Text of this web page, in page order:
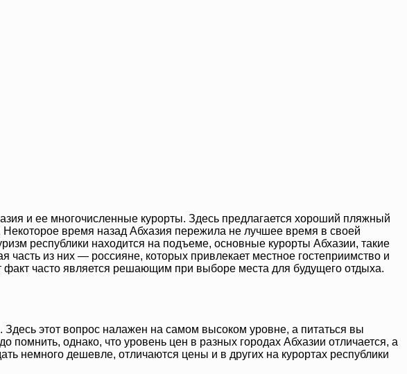
и ее многочисленные курорты. Здесь предлагается хороший пляжный
время назад Абхазия пережила не лучшее время в своей
республики находится на подъеме, основные курорты Абхазии, такие
из них — россияне, которых привлекает местное гостеприимство и
часто является решающим при выборе места для будущего отдыха.
этот вопрос налажен на самом высоком уровне, а питаться вы
однако, что уровень цен в разных городах Абхазии отличается, а
немного дешевле, отличаются цены и в других на курортах республики